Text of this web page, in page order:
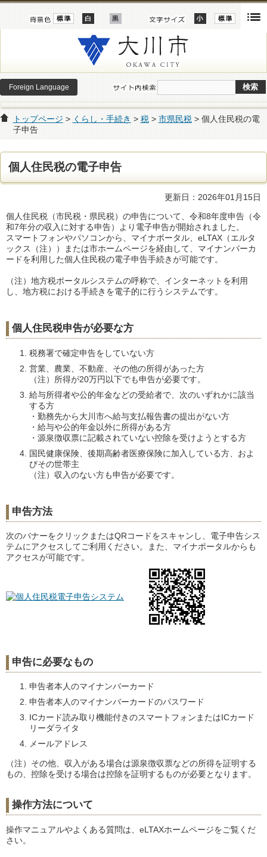
Foreign Language
トップページ > くらし・手続き > 税> 市県民税> 個人住民税の電
子申告
個人住民税の電子申告
更新日：2026年01月15日
個人住民税（市民税・県民税）の申告について、令和8年度申告（令
和7年分の収入に対する申告）より電子申告が開始されました。
スマートフォンやパソコンから、マイナポータル、eLTAX（エルタ
ックス（注））または市ホームページを経由して、マイナンバーカ
ードを利用した個人住民税の電子申告手続きが可能です。
（注）地方税ポータルシステムの呼称で、インターネットを利用
し、地方税における手続きを電子的に行うシステムです。
個人住民税申告が必要な方
税務署で確定申告をしていない方
営業、農業、不動産、その他の所得があった方
（注）所得が20万円以下でも申告が必要です。
給与所得者や公的年金などの受給者で、次のいずれかに該当
する方
・勤務先から大川市へ給与支払報告書の提出がない方
・給与や公的年金以外に所得がある方
・源泉徴収票に記載されていない控除を受けようとする方
国民健康保険、後期高齢者医療保険に加入している方、およ
びその世帯主
（注）収入のない方も申告が必要です。
申告方法
次のバナーをクリックまたはQRコードをスキャンし、電子申告シス
テムにアクセスしてご利用ください。また、マイナポータルからも
アクセスが可能です。
申告に必要なもの
申告者本人のマイナンバーカード
申告者本人のマイナンバーカードのパスワード
ICカード読み取り機能付きのスマートフォンまたはICカード
リーダライタ
メールアドレス
（注） その他、収入がある場合は源泉徴収票などの所得を証明する
もの、控除を受ける場合は控除を証明するものが必要となります。
操作方法について
操作マニュアルやよくある質問は、eLTAXホームページをご覧くだ
さい。